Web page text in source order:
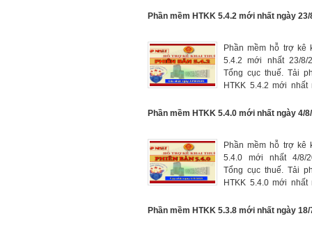
mới nhất năm 2025.
Phần mềm HTKK 5.4.2 mới nhất ngày 23/
Phần mềm hỗ trợ kê
5.4.2 mới nhất 23/8/
Tổng cục thuế. Tải
HTKK 5.4.2 mới nhất
mới nhất năm 2025.
Phần mềm HTKK 5.4.0 mới nhất ngày 4/
Phần mềm hỗ trợ kê
5.4.0 mới nhất 4/8/
Tổng cục thuế. Tải
HTKK 5.4.0 mới nhất
mới nhất năm 2025.
Phần mềm HTKK 5.3.8 mới nhất ngày 18/